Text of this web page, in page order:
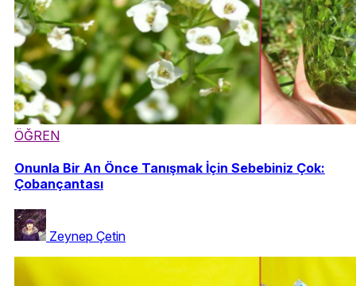
ÖĞREN
Onunla Bir An Önce Tanışmak İçin Sebebiniz Çok:
Çobançantası
Zeynep Çetin